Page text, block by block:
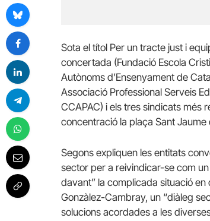
Sota el títol Per un tracte just i
concertada (Fundació Escola
Autònoms d’Ensenyament de
Associació Professional Serveis
CCAPAC) i els tres sindicats més
concentració la plaça Sant Jaume
Segons expliquen les entitats
sector per a reivindicar-se com
davant” la complicada situació en
Gonzàlez-Cambray, un “diàleg
solucions acordades a les